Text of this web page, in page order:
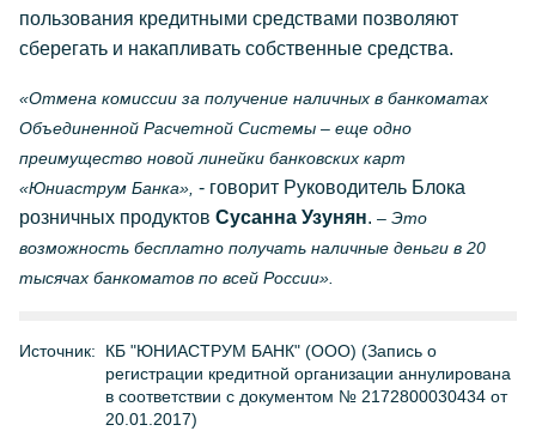
пользования кредитными средствами позволяют
сберегать и накапливать собственные средства.
«Отмена комиссии за получение наличных в банкоматах
Объединенной Расчетной Системы – еще одно
преимущество новой линейки банковских карт
«Юниаструм Банка», - говорит Руководитель Блока
розничных продуктов Сусанна Узунян. – Это
возможность бесплатно получать наличные деньги в 20
тысячах банкоматов по всей России».
Источник:
КБ "ЮНИАСТРУМ БАНК" (ООО) (Запись о
регистрации кредитной организации аннулирована
в соответствии с документом № 2172800030434 от
20.01.2017)